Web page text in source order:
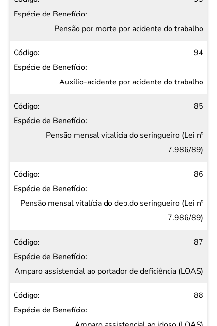
Pensão por morte por acidente do trabalho
94
Auxílio-acidente por acidente do trabalho
85
Pensão mensal vitalícia do seringueiro (Lei nº
7.986/89)
86
Pensão mensal vitalícia do dep.do seringueiro (Lei nº
7.986/89)
87
Amparo assistencial ao portador de deficiência (LOAS)
88